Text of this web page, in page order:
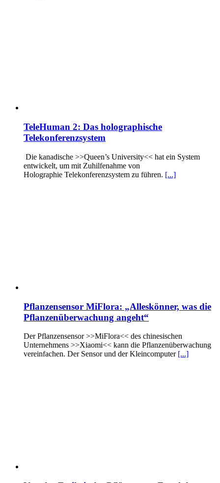
TeleHuman 2: Das holographische
Telekonferenzsystem
Die kanadische >>Queen’s University<< hat ein System
entwickelt, um mit Zuhilfenahme von
Holographie Telekonferenzsystem zu führen. [...]
Pflanzensensor MiFlora: „Alleskönner, was die
Pflanzenüberwachung angeht“
Der Pflanzensensor >>MiFlora<< des chinesischen
Unternehmens >>Xiaomi<< kann die Pflanzenüberwachung
vereinfachen. Der Sensor und der Kleincomputer [...]